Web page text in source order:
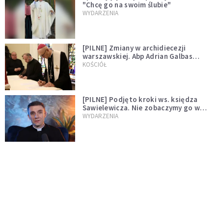
"Chcę go na swoim ślubie"
WYDARZENIA
[PILNE] Zmiany w archidiecezji
warszawskiej. Abp Adrian Galbas
wręczył dekrety nowym proboszczom
KOŚCIÓŁ
[PILNE] Podjęto kroki ws. księdza
Sawielewicza. Nie zobaczymy go w
mediach
WYDARZENIA